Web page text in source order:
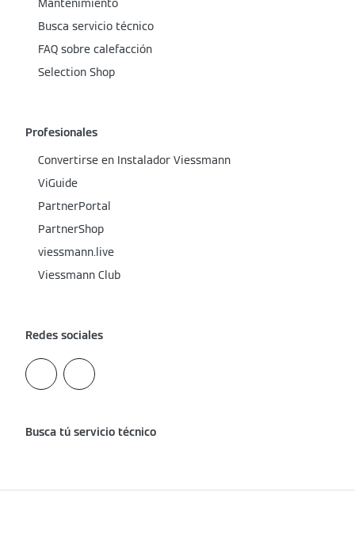
Mantenimiento
Busca servicio técnico
FAQ sobre calefacción
Selection Shop
Profesionales
Convertirse en Instalador Viessmann
ViGuide
PartnerPortal
PartnerShop
viessmann.live
Viessmann Club
Redes sociales
Busca tú servicio técnico